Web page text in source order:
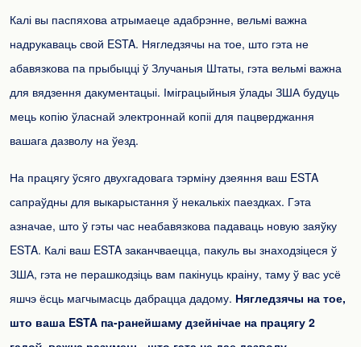
Калі вы паспяхова атрымаеце адабрэнне, вельмі важна
надрукаваць свой ESTA. Нягледзячы на ​​тое, што гэта не
абавязкова па прыбыцці ў Злучаныя Штаты, гэта вельмі важна
для вядзення дакументацыі. Іміграцыйныя ўлады ЗША будуць
мець копію ўласнай электроннай копіі для пацверджання
вашага дазволу на ўезд.
На працягу ўсяго двухгадовага тэрміну дзеяння ваш ESTA
сапраўдны для выкарыстання ў некалькіх паездках. Гэта
азначае, што ў гэты час неабавязкова падаваць новую заяўку
ESTA. Калі ваш ESTA заканчваецца, пакуль вы знаходзіцеся ў
ЗША, гэта не перашкодзіць вам пакінуць краіну, таму ў вас усё
яшчэ ёсць магчымасць дабрацца дадому. Нягледзячы на ​​тое,
што ваша ESTA па-ранейшаму дзейнічае на працягу 2